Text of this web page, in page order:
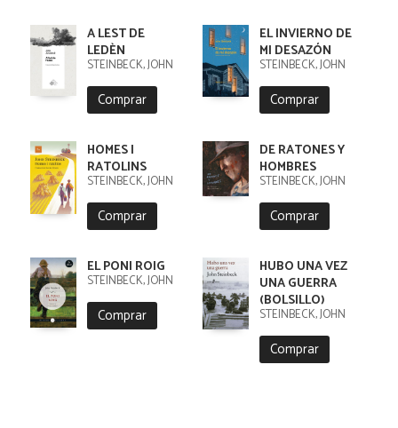
A LEST DE
LEDÈN
STEINBECK, JOHN
Comprar
EL INVIERNO DE
MI DESAZÓN
STEINBECK, JOHN
Comprar
HOMES I
RATOLINS
STEINBECK, JOHN
Comprar
DE RATONES Y
HOMBRES
STEINBECK, JOHN
Comprar
EL PONI ROIG
STEINBECK, JOHN
Comprar
HUBO UNA VEZ
UNA GUERRA
(BOLSILLO)
STEINBECK, JOHN
Comprar